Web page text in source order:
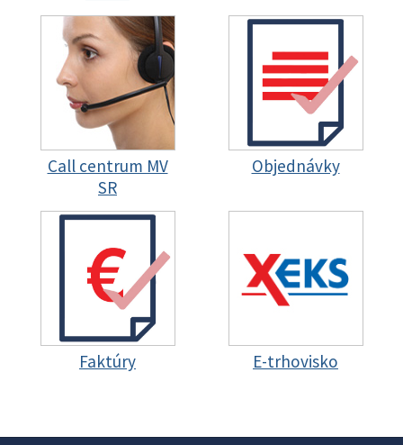
Call centrum MV
SR
Objednávky
Faktúry E-trhovisko